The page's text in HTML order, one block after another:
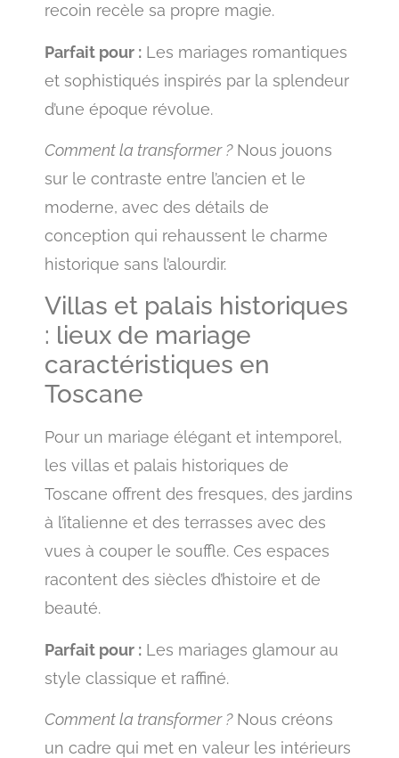
recoin recèle sa propre magie.
Parfait pour : Les mariages romantiques
et sophistiqués inspirés par la splendeur
d’une époque révolue.
Comment la transformer ?Nous jouons
sur le contraste entre l’ancien et le
moderne, avec des détails de
conception qui rehaussent le charme
historique sans l’alourdir.
Villas et palais historiques
: lieux de mariage
caractéristiques en
Toscane
Pour un mariage élégant et intemporel,
les villas et palais historiques de
Toscane offrent des fresques, des jardins
à l’italienne et des terrasses avec des
vues à couper le souffle. Ces espaces
racontent des siècles d’histoire et de
beauté.
Parfait pour : Les mariages glamour au
style classique et raffiné.
Comment la transformer ?Nous créons
un cadre qui met en valeur les intérieurs